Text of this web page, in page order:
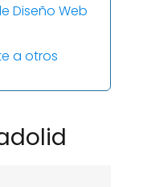
Diseño Web
a otros